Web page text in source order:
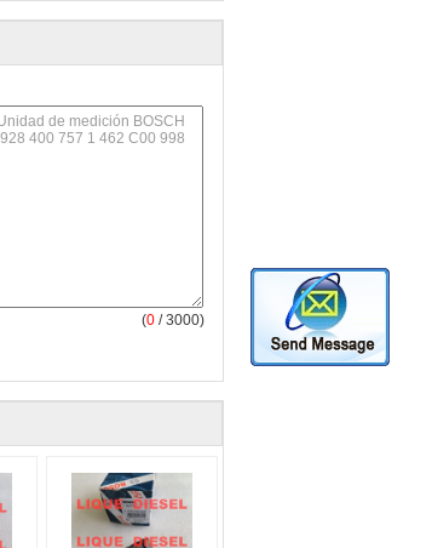
(0 / 3000)